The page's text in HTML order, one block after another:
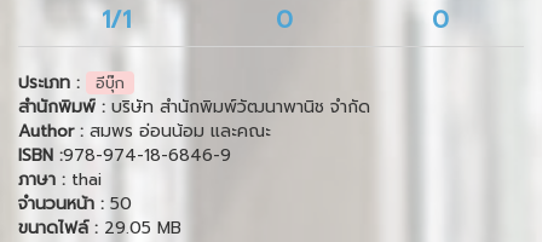
1/1
0 0
ประเภท : อีบุ๊ก
สำนักพิมพ์ : บริษัท สำนักพิมพ์วัฒนาพานิช จำกัด
Author : สมพร อ่อนน้อม และคณะ
ISBN :978-974-18-6846-9
ภาษา : thai
จำนวนหน้า : 50
ขนาดไฟล์ : 29.05 MB